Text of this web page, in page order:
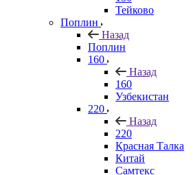
Тейково
Поплин
Назад
Поплин
160
Назад
160
Узбекистан
220
Назад
220
Красная Талка
Китай
Самтекс